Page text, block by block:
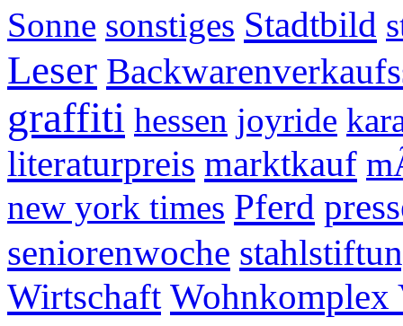
Sonne sonstiges Stadtbild
Leser
graffiti hessen joyride
literaturpreis marktkauf
new york times Pferd
seniorenwoche
Wirtschaft